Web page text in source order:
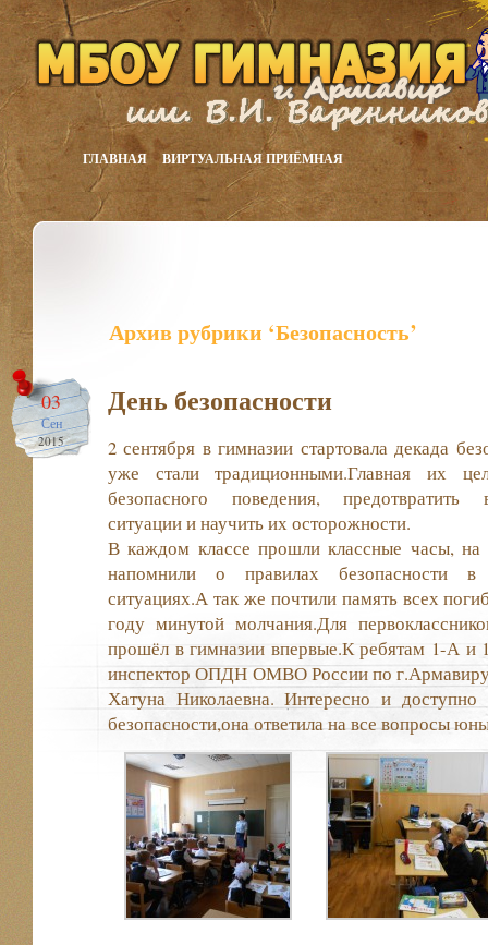
ГЛАВНАЯ ВИРТУАЛЬНАЯ ПРИЁМНАЯ
Архив рубрики ‘Безопасность’
03
Сен
2015
День безопасности
2 сентября в гимназии стартовала декада
уже стали традиционными.Главная их
безопасного поведения, предотвратить
ситуации и научить их осторожности.
В каждом классе прошли классные часы,
напомнили о правилах безопасности в
ситуациях.А так же почтили память всех
году минутой молчания.Для
прошёл в гимназии впервые.К ребятам 1-А и
инспектор ОПДН ОМВО России по
Хатуна Николаевна. Интересно и
безопасности,она ответила на все вопросы